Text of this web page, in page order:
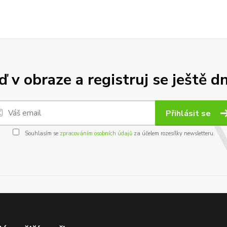
v obraze a registruj se ještě
Přihlásit se
Souhlasím se zpracováním osobních údajůza účelem rozesílky newsletteru.